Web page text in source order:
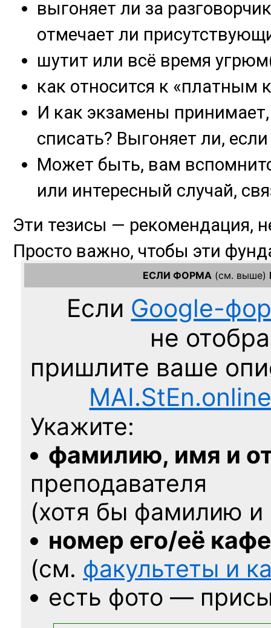
ЕСЛИ ФОРМА (см. выше)
Если Google-
не
пришлите ваше
Укажите:
фамилию, имя и
преподавателя
(хотя бы фамилию
номер его/её
(см. факультеты и
есть фото —